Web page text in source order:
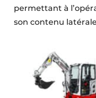
permettant à
son contenu